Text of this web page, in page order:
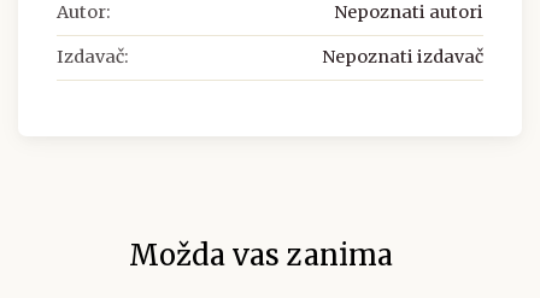
Autor: Nepoznati autori
Izdavač: Nepoznati izdavač
Možda vas zanima